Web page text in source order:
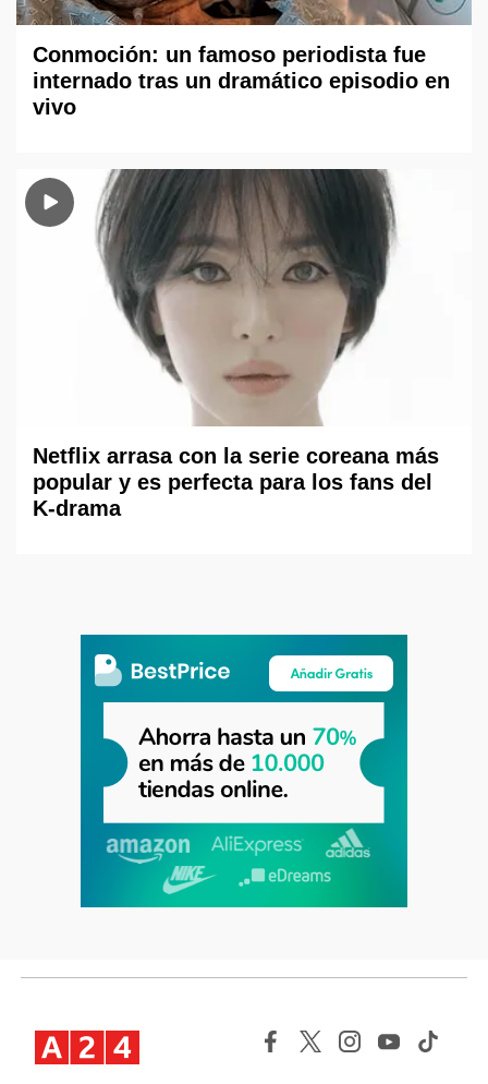
Conmoción: un famoso periodista fue
internado tras un dramático episodio en
vivo
Netflix arrasa con la serie coreana más
popular y es perfecta para los fans del
K-drama